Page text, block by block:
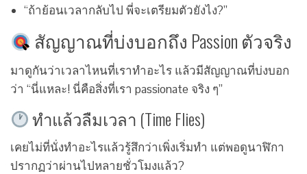
“ถ้าย้อนเวลากลับไป พี่จะเตรียมตัวยังไง?”
สัญญาณที่บ่งบอกถึง Passion ตัวจริง
มาดูกันว่าเวลาไหนที่เราทำอะไร แล้วมีสัญญาณที่บ่งบอก
ว่า “นี่แหละ! นี่คือสิ่งที่เรา passionate จริง ๆ”
ทำแล้วลืมเวลา (Time Flies)
เคยไม่ที่นั่งทำอะไรแล้วรู้สึกว่าเพิ่งเริ่มทำ แต่พอดูนาฬิกา
ปรากฏว่าผ่านไปหลายชั่วโมงแล้ว?